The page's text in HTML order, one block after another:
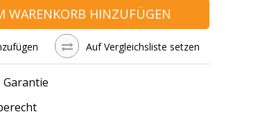
WARENKORB HINZUFÜGEN
Auf Vergleichsliste setzen
Garantie